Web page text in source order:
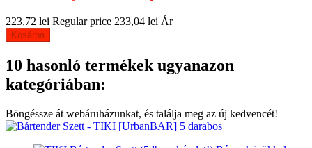
223,72 lei Regular price 233,04 lei Ár
Kosárba
10 hasonló termékek ugyanazon
kategóriában:
Böngéssze át webáruházunkat, és találja meg az új kedvencét!